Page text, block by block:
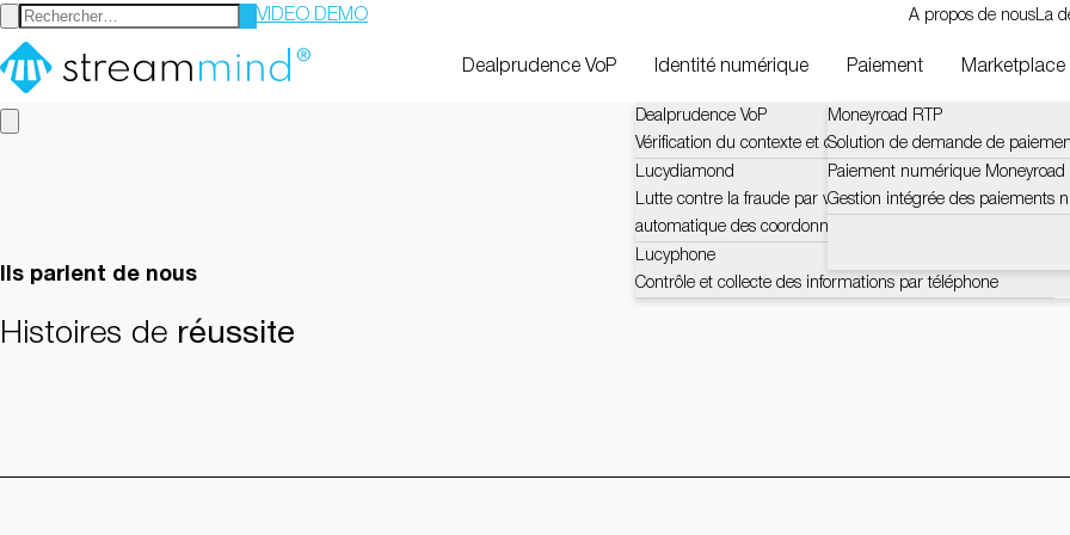
StreamMind
Dealprudence VoP Identité numérique
Dealprudence VoP
Vérification du contexte et des défis du bénéficiaire (VOP)
Lucydiamond
Lutte contre la fraude par vérification certifiée et
automatique des coordonnées bancaires
Lucyphone
Contrôle et collecte des informations par téléphone
Paiement
Moneyroad RTP
Solution de demande de
Paiement numérique Moneyroad
Gestion intégrée des paiements
Marketplace
VIDEO DEMO A propos de nousLa
Ils parlent de nous
Histoires de réussite